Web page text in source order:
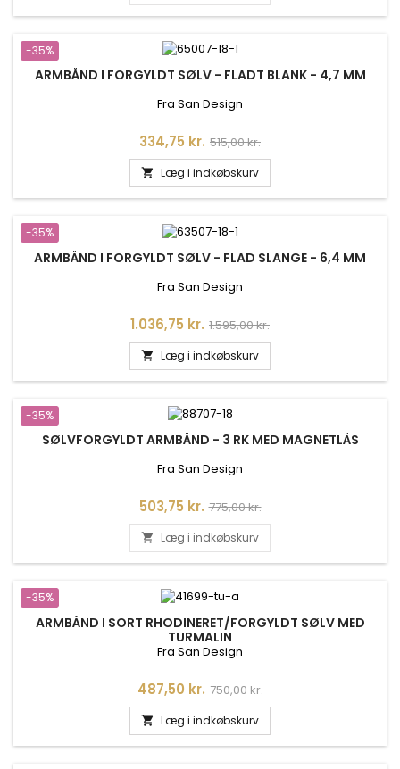
-35%
ARMBÅND I FORGYLDT SØLV - FLADT BLANK - 4,7 MM
Fra San Design
Pris
334,75 kr. Normalpris
515,00 kr.
 Læg i indkøbskurv
-35%
ARMBÅND I FORGYLDT SØLV - FLAD SLANGE - 6,4 MM
Fra San Design
Pris
1.036,75 kr. Normalpris
1.595,00 kr.
 Læg i indkøbskurv
-35%
SØLVFORGYLDT ARMBÅND - 3 RK MED MAGNETLÅS
Fra San Design
Pris
503,75 kr. Normalpris
775,00 kr.
 Læg i indkøbskurv
-35%
ARMBÅND I SORT RHODINERET/FORGYLDT SØLV MED
TURMALIN
Fra San Design
Pris
487,50 kr. Normalpris
750,00 kr.
 Læg i indkøbskurv